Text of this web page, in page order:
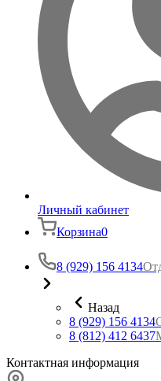
Личный кабинет
Корзина0
8 (929) 156 4134
Назад
8 (929) 156 4134
8 (812) 412 6437
Контактная информация